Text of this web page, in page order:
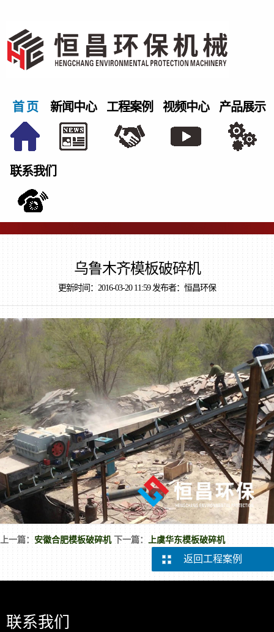
首 页 新闻中心 工程案例 视频中心 产品展示
联系我们
乌鲁木齐模板破碎机
更新时间：2016-03-20 11:59 发布者：恒昌环保
上一篇： 安徽合肥模板破碎机下一篇： 上虞华东模板破碎机
返回工程案例
联系我们